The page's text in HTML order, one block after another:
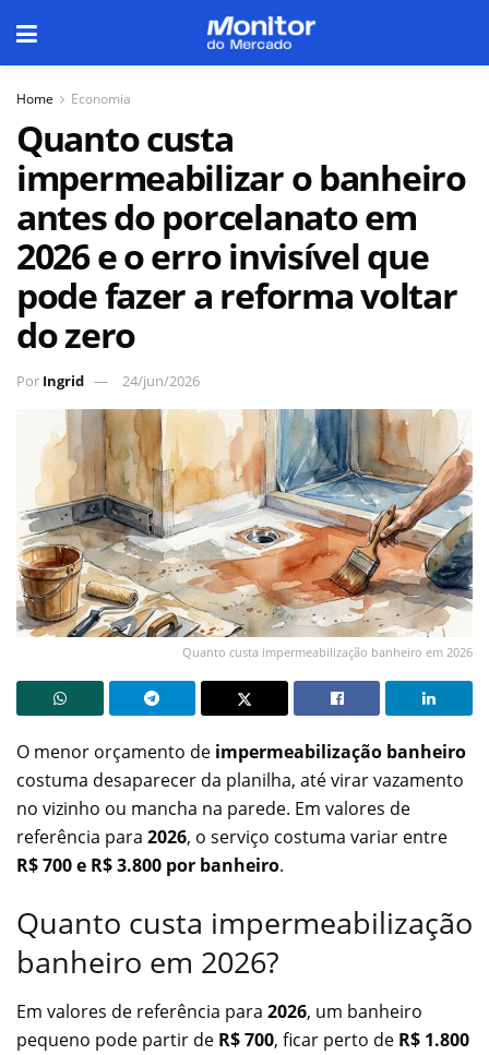
Home Economia
Quanto custa
impermeabilizar o banheiro
antes do porcelanato em
2026 e o erro invisível que
pode fazer a reforma voltar
do zero
Por Ingrid 24/jun/2026
Quanto custa impermeabilização banheiro em 2026
O menor orçamento de impermeabilização banheiro
costuma desaparecer da planilha, até virar vazamento
no vizinho ou mancha na parede. Em valores de
referência para 2026, o serviço costuma variar entre
R$ 700 e R$ 3.800 por banheiro.
Quanto custa impermeabilização
banheiro em 2026?
Em valores de referência para 2026, um banheiro
pequeno pode partir de R$ 700, ficar perto de R$ 1.800